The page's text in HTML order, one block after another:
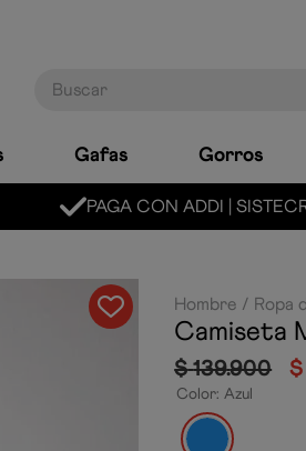
Gafas Gorros
Hombre Ropa
Camiseta
$ 139.900 $
Color: Azul